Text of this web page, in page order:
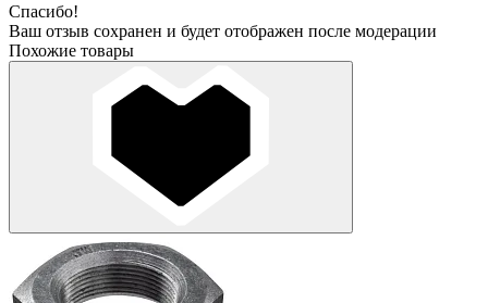
Спасибо!
Ваш отзыв сохранен и будет отображен после модерации
Похожие товары